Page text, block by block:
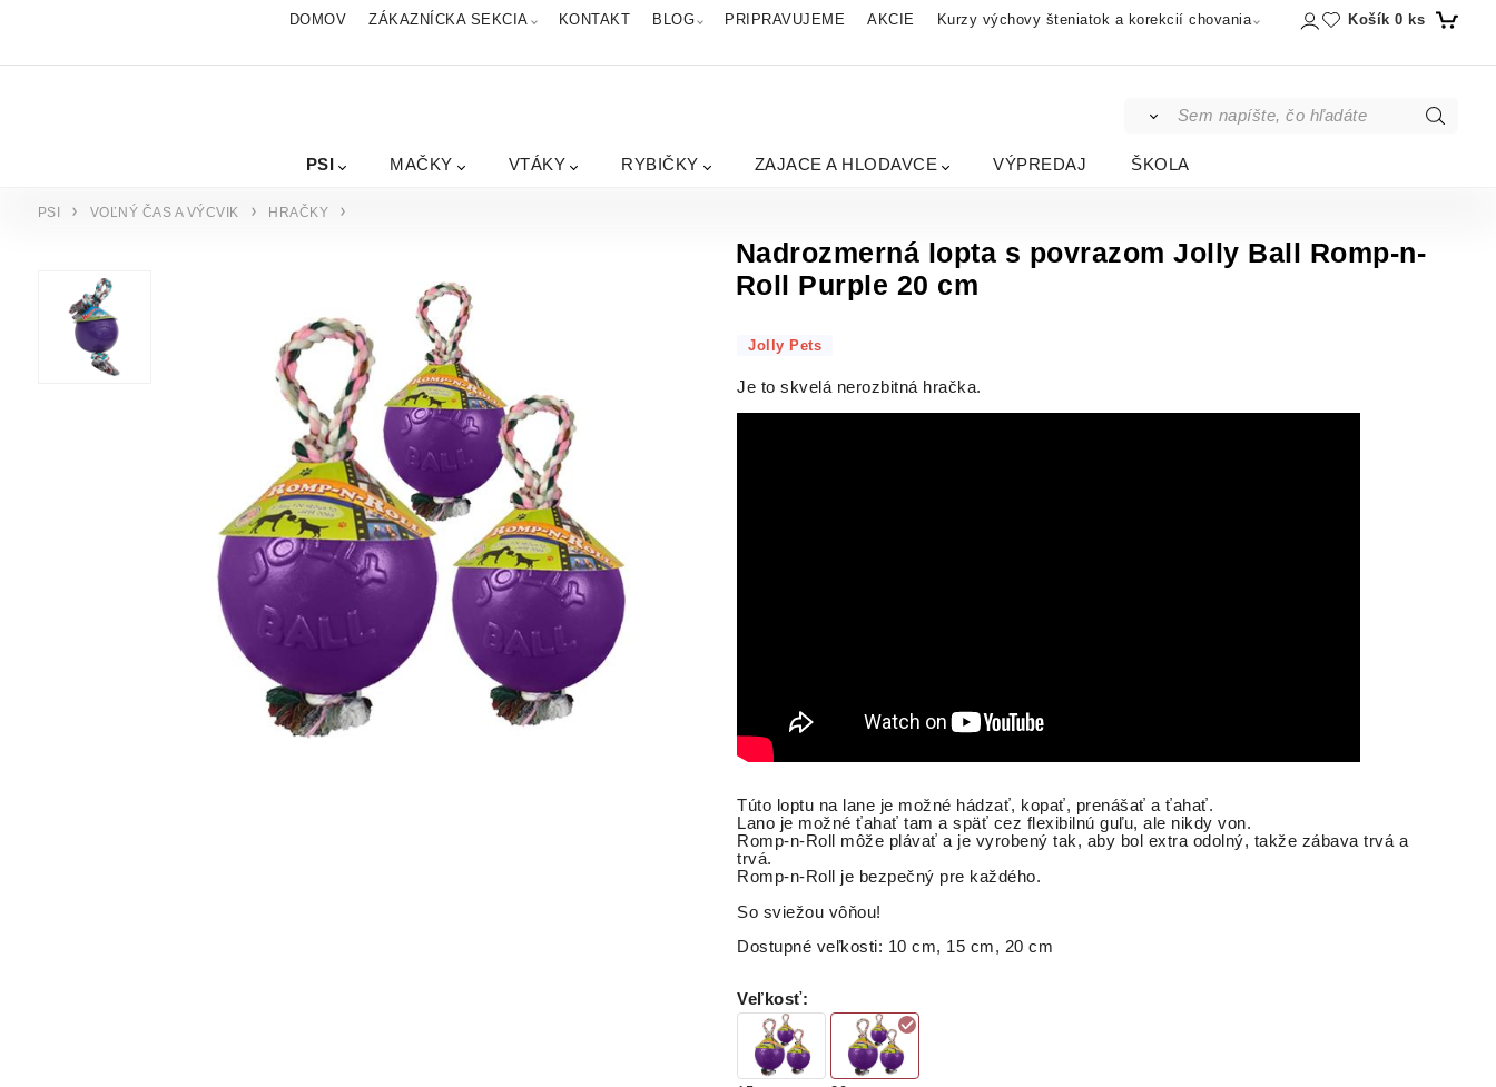
DOMOV ZÁKAZNÍCKA SEKCIA KONTAKT BLOG PRIPRAVUJEME AKCIE Kurzy výchovy šteniatok a korekcií chovania Košík 0 ks
PSI MAČKY VTÁKY RYBIČKY ZAJACE A HLODAVCE VÝPREDAJ ŠKOLA
PSI VOĽNÝ ČAS A VÝCVIK HRAČKY
Nadrozmerná lopta s povrazom Jolly Ball Romp-n-
Roll Purple 20 cm
Jolly Pets
Je to skvelá nerozbitná hračka.
Túto loptu na lane je možné hádzať, kopať, prenášať a ťahať.
Lano je možné ťahať tam a späť cez flexibilnú guľu, ale nikdy von.
Romp-n-Roll môže plávať a je vyrobený tak, aby bol extra odolný, takže zábava trvá a
trvá.
Romp-n-Roll je bezpečný pre každého.
So sviežou vôňou!
Dostupné veľkosti: 10 cm, 15 cm, 20 cm
Veľkosť: